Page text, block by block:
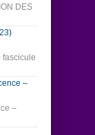
DES
fascicule
–